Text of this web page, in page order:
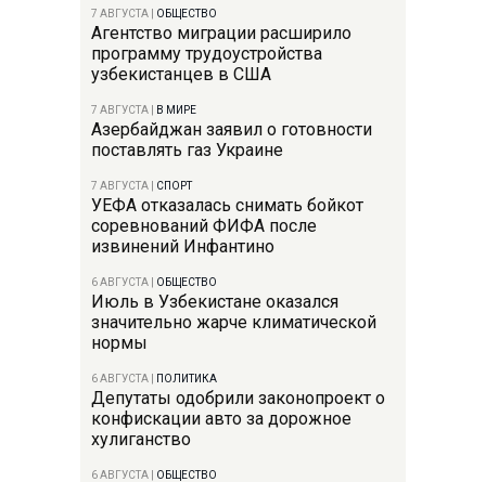
7 АВГУСТА ОБЩЕСТВО
Агентство миграции расширило
программу трудоустройства
узбекистанцев в США
7 АВГУСТА В МИРЕ
Азербайджан заявил о готовности
поставлять газ Украине
7 АВГУСТА СПОРТ
УЕФА отказалась снимать бойкот
соревнований ФИФА после
извинений Инфантино
6 АВГУСТА ОБЩЕСТВО
Июль в Узбекистане оказался
значительно жарче климатической
нормы
6 АВГУСТА ПОЛИТИКА
Депутаты одобрили законопроект о
конфискации авто за дорожное
хулиганство
6 АВГУСТА ОБЩЕСТВО